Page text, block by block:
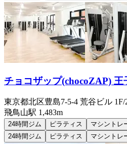
チョコザップ(chocoZAP) 王
東京都北区豊島7-5-4 荒谷ビル 1F/
飛鳥山駅 1,483m
24時間ジム ピラティス
マシントレ
24時間ジム
ピラティス マシントレ